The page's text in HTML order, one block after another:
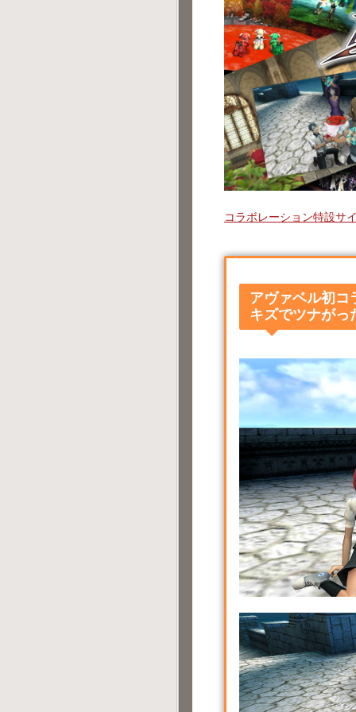
コラボレーション特設サ
アヴァベル初コ
キズでツナがっ